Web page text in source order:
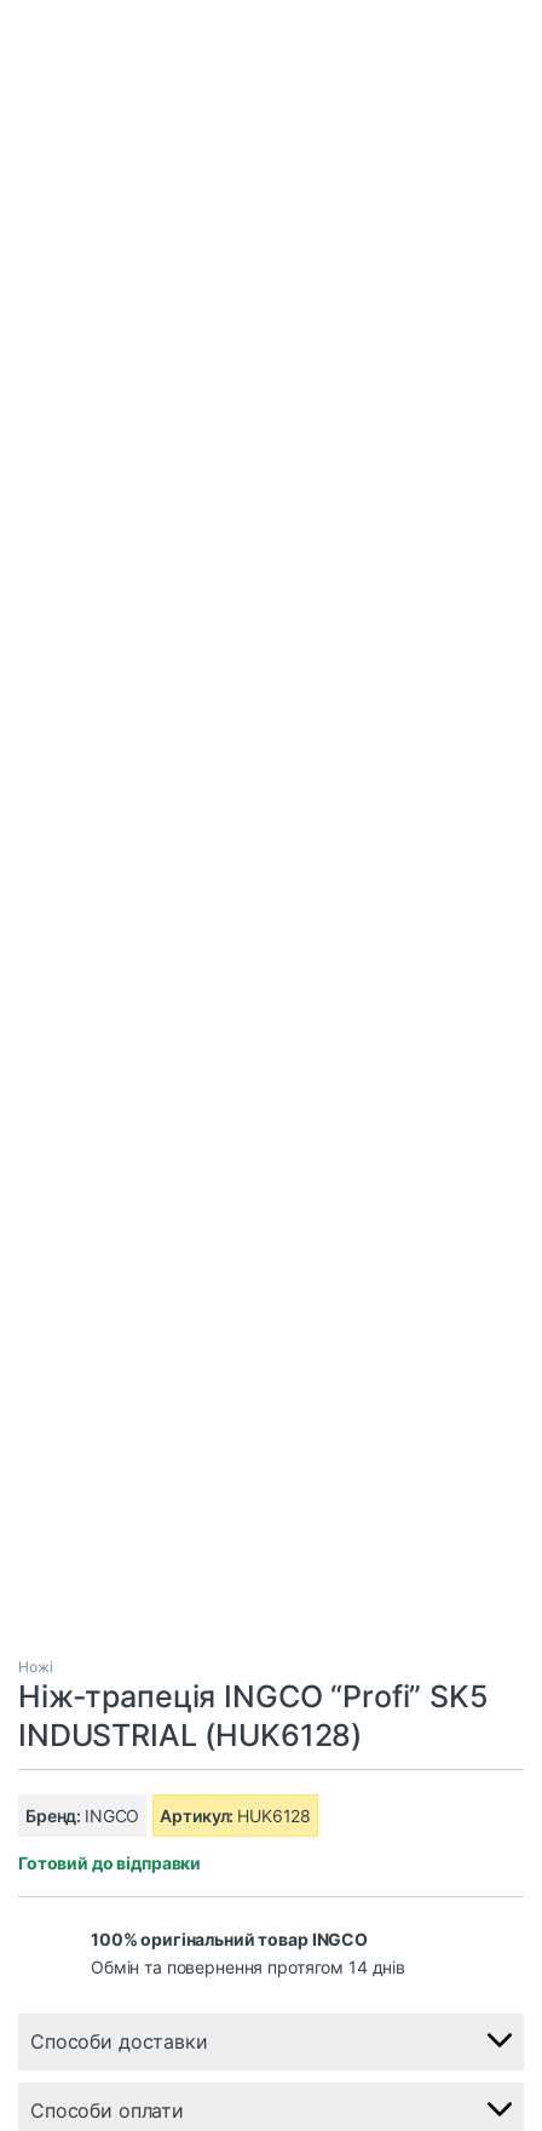
Ножі
Ніж-трапеція INGCO “Profi” SK5
INDUSTRIAL (HUK6128)
Бренд: INGCO Артикул: HUK6128
Готовий до відправки
100% оригінальний товар INGCO
Обмін та повернення протягом 14 днів
Способи доставки
Способи оплати